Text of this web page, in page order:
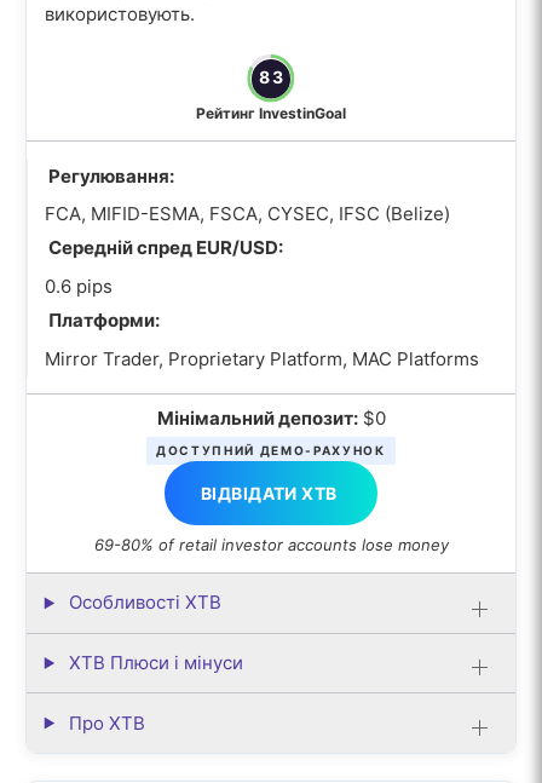
використовують.
83
Рейтинг InvestinGoal
Регулювання:
FCA, MIFID-ESMA, FSCA, CYSEC, IFSC (Belize)
Середній спред EUR/USD:
0.6 pips
Платформи:
Mirror Trader, Proprietary Platform, MAC Platforms
Мінімальний депозит:$0
ДОСТУПНИЙ ДЕМО-РАХУНОК
ВІДВІДАТИ XTB
69-80% of retail investor accounts lose money
Особливості XTB
XTB Плюси і мінуси
Про XTB